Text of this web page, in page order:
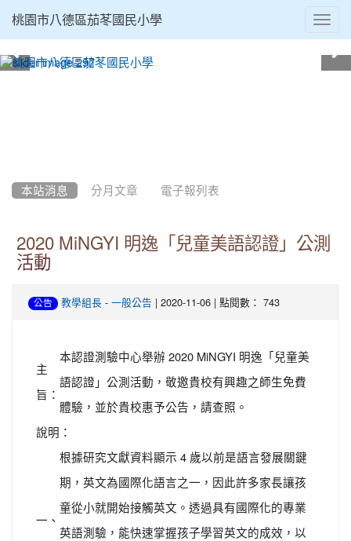
桃園市八德區茄苳國民小學
本站消息 分月文章 電子報列表
2020 MiNGYI 明逸「兒童美語認證」公測
活動
公告 教學組長 - 一般公告 | 2020-11-06 | 點閱數： 743
主
旨：
本認證測驗中心舉辦 2020 MiNGYI 明逸「兒童美
語認證」公測活動，敬邀貴校有興趣之師生免費
體驗，並於貴校惠予公告，請查照。
說明：
一、
根據研究文獻資料顯示 4 歲以前是語言發展關鍵
期，英文為國際化語言之一，因此許多家長讓孩
童從小就開始接觸英文。透過具有國際化的專業
英語測驗，能快速掌握孩子學習英文的成效，以